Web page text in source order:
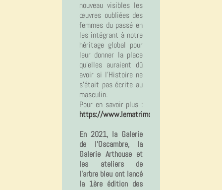
nouveau visibles les
œuvres oubliées des
femmes du passé en
les intégrant à notre
héritage global pour
leur donner la place
qu’elles auraient dû
avoir si l’Histoire ne
s’était pas écrite au
masculin.
Pour en savoir plus :
https://www.lematrimoine.fr
En 2021, la Galerie
de l'Oscambre, la
Galerie Arthouse et
les ateliers de
l'arbre bleu ont lancé
la 1ère édition des